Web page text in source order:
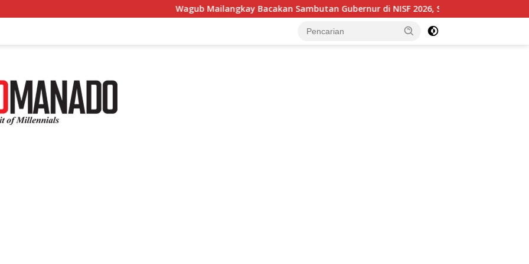
Wagub Mailangkay Bacakan Sambutan Gubernur di NISF 2026, Sulut Tawarkan Pasifik Gateway dan Hilirisasi